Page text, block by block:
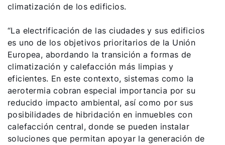
climatización de los edificios.
“La electrificación de las ciudades y sus edificios
es uno de los objetivos prioritarios de la Unión
Europea, abordando la transición a formas de
climatización y calefacción más limpias y
eficientes. En este contexto, sistemas como la
aerotermia cobran especial importancia por su
reducido impacto ambiental, así como por sus
posibilidades de hibridación en inmuebles con
calefacción central, donde se pueden instalar
soluciones que permitan apoyar la generación de
Links importantes
Carrera profesional
Sustentabilidad